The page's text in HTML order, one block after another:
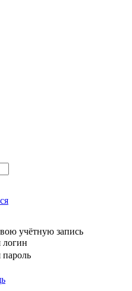
учётную запись